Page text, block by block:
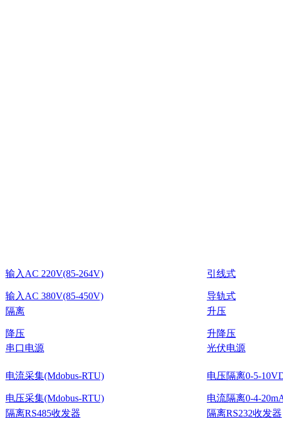
输入AC 220V(85-264V)
输入AC 380V(85-450V)
引线式
导轨式
隔离
降压
升压
升降压
串口电源 光伏电源
电流采集(Mdobus-RTU)
电压采集(Mdobus-RTU)
电压隔离0-5-
电流隔离0-4-
隔离RS485收发器 隔离RS232收发器